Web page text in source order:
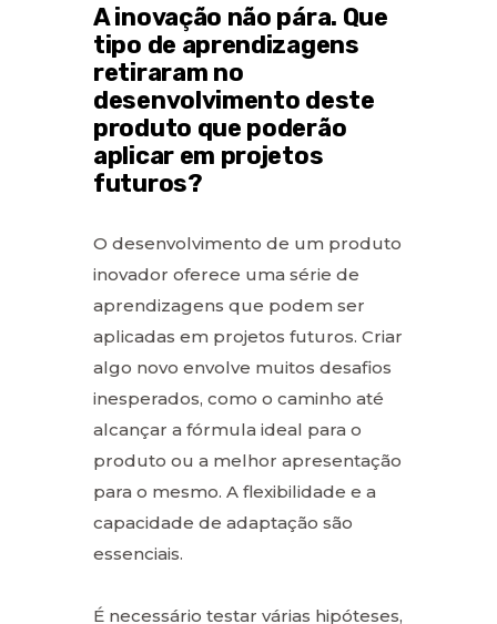
A inovação não pára. Que
tipo de aprendizagens
retiraram no
desenvolvimento deste
produto que poderão
aplicar em projetos
futuros?
O desenvolvimento de um produto
inovador oferece uma série de
aprendizagens que podem ser
aplicadas em projetos futuros. Criar
algo novo envolve muitos desafios
inesperados, como o caminho até
alcançar a fórmula ideal para o
produto ou a melhor apresentação
para o mesmo. A flexibilidade e a
capacidade de adaptação são
essenciais.
É necessário testar várias hipóteses,